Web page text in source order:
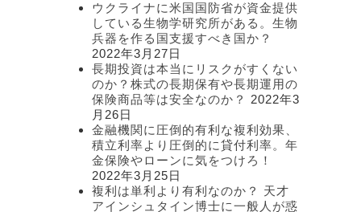
ウクライナに米国国防省が資金提供
している生物学研究所がある。生物
兵器を作る国支援すべき国か？
2022年3月27日
長期投資は本当にリスクがすくない
のか？株式の長期保有や長期運用の
保険商品等は安全なのか？
2022年3
月26日
金融機関に圧倒的有利な複利効果、
積立利率より圧倒的に貸付利率。年
金保険やローンに気をつけろ！
2022年3月25日
複利は単利より有利なのか？ 天才
アインシュタイン博士に一般人が惑